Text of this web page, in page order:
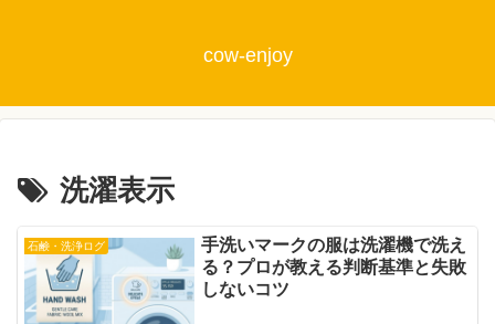
cow-enjoy
洗濯表示
石鹸・洗浄ログ
手洗いマークの服は洗濯機で洗え
る？プロが教える判断基準と失敗
しないコツ